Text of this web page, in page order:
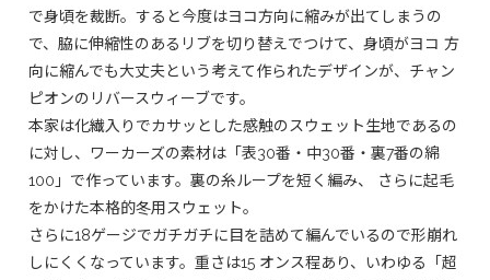
で身頃を裁断。すると今度はヨコ方向に縮みが出てしまうの
で、脇に伸縮性のあるリブを切り替えでつけて、身頃がヨコ 方
向に縮んでも大丈夫という考えて作られたデザインが、チャン
ピオンのリバースウィーブです。
本家は化繊入りでカサッとした感触のスウェット生地であるの
に対し、ワーカーズの素材は「表30番・中30番・裏7番の綿
100」で作っています。裏の糸ループを短く編み、 さらに起毛
をかけた本格的冬用スウェット。
さらに18ゲージでガチガチに目を詰めて編んでいるので形崩れ
しにくくなっています。重さは15 オンス程あり、いわゆる「超